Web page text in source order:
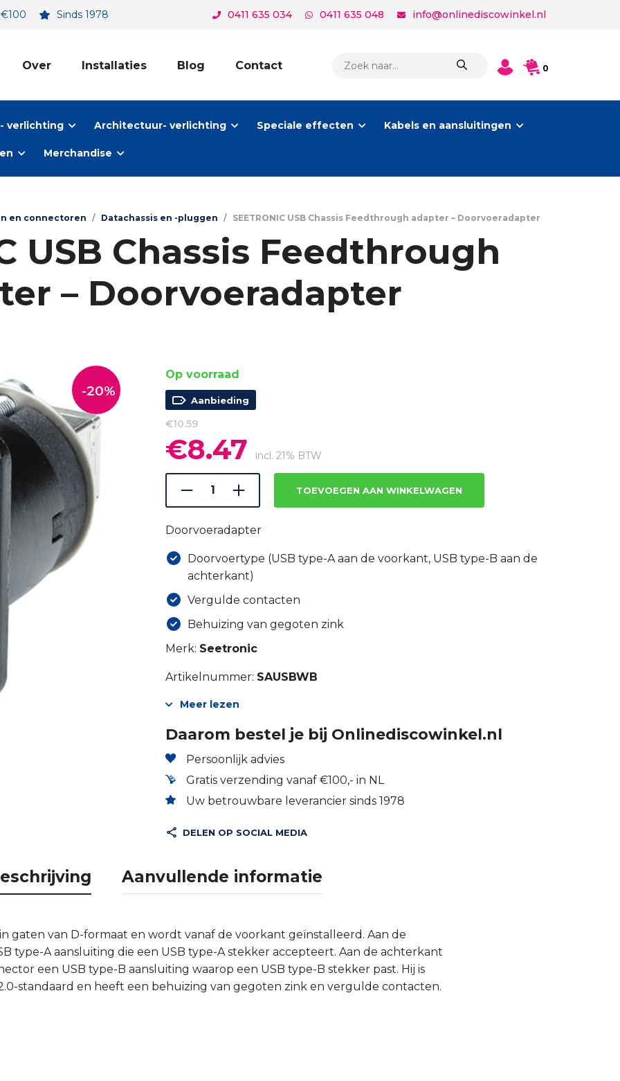
Sinds 1978 0411 635 034 0411 635 048 info@onlinediscowinkel.nl
Over Installaties Blog Contact
ZOEKEN
0
verlichting Architectuur- verlichting Speciale effecten Kabels en aansluitingen
Merchandise
en connectoren / Datachassis en -pluggen / SEETRONIC USB Chassis Feedthrough adapter – Doorvoeradapter
USB Chassis Feedthrough
– Doorvoeradapter
-20%
Op voorraad
Aanbieding
€10.59
Oorspronkelijke
prijs
was:
€10.59.
€8.47 prijs
is:
€8.47.
incl. 21% BTW
TOEVOEGEN AAN WINKELWAGEN
Doorvoeradapter
Doorvoertype (USB type-A aan de voorkant, USB type-B aan de
achterkant)
Vergulde contacten
Behuizing van gegoten zink
Merk: Seetronic
Artikelnummer: SAUSBWB
Meer lezen
Daarom bestel je bij Onlinediscowinkel.nl
Persoonlijk advies
Gratis verzending vanaf €100,- in NL
Uw betrouwbare leverancier sinds 1978
DELEN OP SOCIAL MEDIA
Aanvullende informatie
gaten van D-formaat en wordt vanaf de voorkant geïnstalleerd. Aan de
type-A aansluiting die een USB type-A stekker accepteert. Aan de achterkant
een USB type-B aansluiting waarop een USB type-B stekker past. Hij is
standaard en heeft een behuizing van gegoten zink en vergulde contacten.